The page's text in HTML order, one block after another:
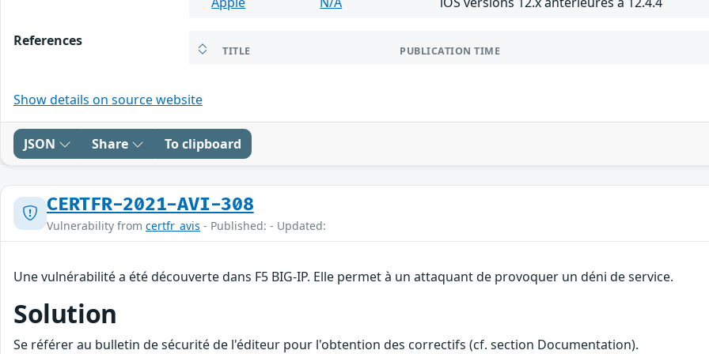
References
TITLE PUBLICATION TIME
Show details on source website
JSON Share To clipboard
CERTFR-2021-AVI-308
Vulnerability from certfr_avis - Published: - Updated:
Une vulnérabilité a été découverte dans F5 BIG-IP. Elle permet à un attaquant de provoquer un déni de service.
Solution
Se référer au bulletin de sécurité de l'éditeur pour l'obtention des correctifs (cf. section Documentation).